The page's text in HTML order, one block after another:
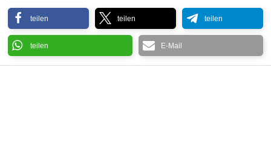
teilen teilen teilen
teilen E-Mail